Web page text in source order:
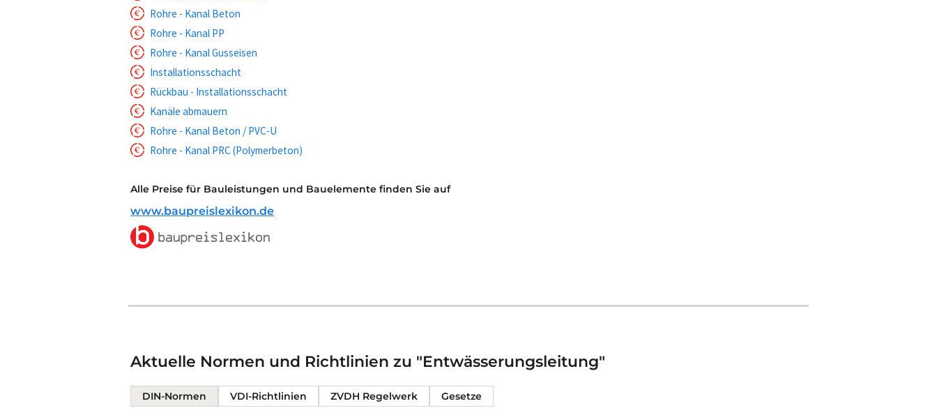
Rohre - Kanal Beton
Rohre - Kanal PP
Rohre - Kanal Gusseisen
Installationsschacht
Rückbau - Installationsschacht
Kanäle abmauern
Rohre - Kanal Beton / PVC-U
Rohre - Kanal PRC (Polymerbeton)
Alle Preise für Bauleistungen und Bauelemente finden Sie auf
www.baupreislexikon.de
Aktuelle Normen und Richtlinien zu "Entwässerungsleitung"
DIN-Normen VDI-Richtlinien ZVDH Regelwerk Gesetze